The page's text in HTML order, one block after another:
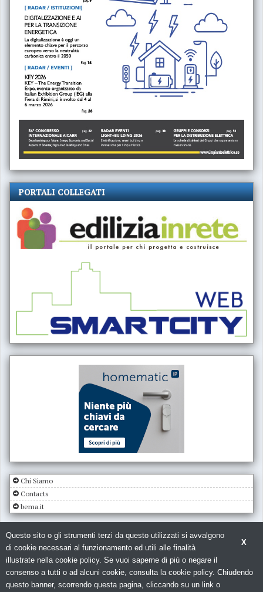
PORTALI COLLEGATI
Chi Siamo
Contacts
bema.it
© Copyright 2026. Impianto Elettrico - N.ro Iscrizione ROC 5836 -
policy
X
Questo sito o gli strumenti terzi da questo utilizzati si avvalgono
di cookie necessari al funzionamento ed utili alle finalità
illustrate nella cookie policy. Se vuoi saperne di più o negare il
consenso a tutti o ad alcuni cookie, consulta la cookie policy. Chiudendo
questo banner, scorrendo questa pagina, cliccando su un link o